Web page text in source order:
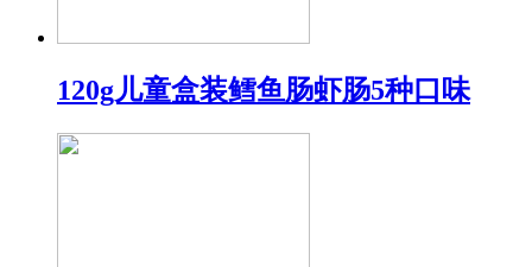
120g儿童盒装鳕鱼肠虾肠5种口味